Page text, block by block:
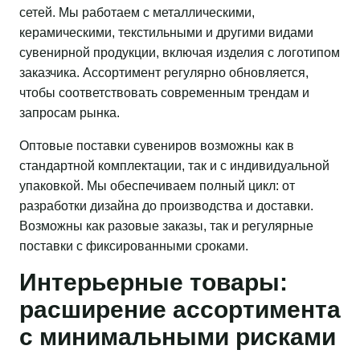
сетей. Мы работаем с металлическими,
керамическими, текстильными и другими видами
сувенирной продукции, включая изделия с логотипом
заказчика. Ассортимент регулярно обновляется,
чтобы соответствовать современным трендам и
запросам рынка.
Оптовые поставки сувениров возможны как в
стандартной комплектации, так и с индивидуальной
упаковкой. Мы обеспечиваем полный цикл: от
разработки дизайна до производства и доставки.
Возможны как разовые заказы, так и регулярные
поставки с фиксированными сроками.
Интерьерные товары:
расширение ассортимента
с минимальными рисками